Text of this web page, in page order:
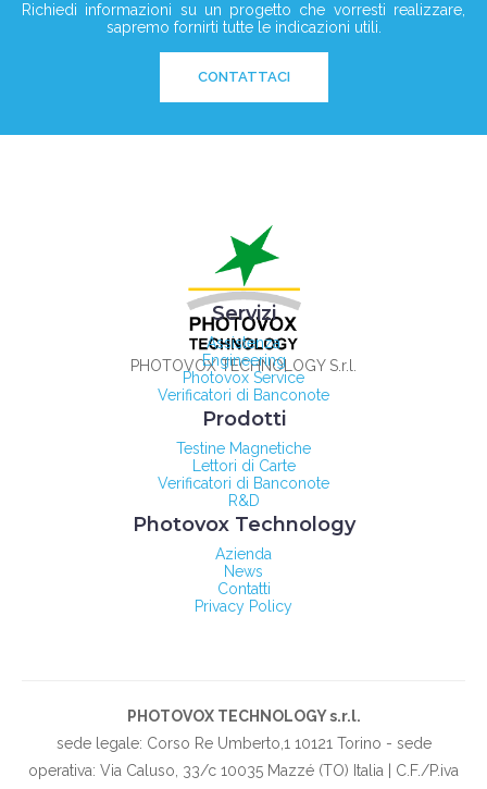
Richiedi informazioni su un progetto che vorresti realizzare,
sapremo fornirti tutte le indicazioni utili.
CONTATTACI
PHOTOVOX TECHNOLOGY S.r.l.
Servizi
Assistenza
Engineering
Photovox Service
Verificatori di Banconote
Prodotti
Testine Magnetiche
Lettori di Carte
Verificatori di Banconote
R&D
Photovox Technology
Azienda
News
Contatti
Privacy Policy
PHOTOVOX TECHNOLOGY s.r.l.
sede legale: Corso Re Umberto,1 10121 Torino - sede
operativa: Via Caluso, 33/c 10035 Mazzé (TO) Italia | C.F./P.iva